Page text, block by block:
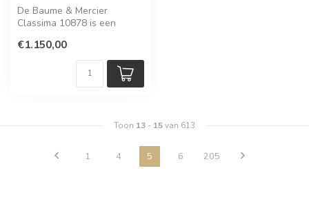
De Baume & Mercier
Classima 10878 is een
een tijdloos ...
€1.150,00
Toon 13 - 15van 613
1 4 5 6 205